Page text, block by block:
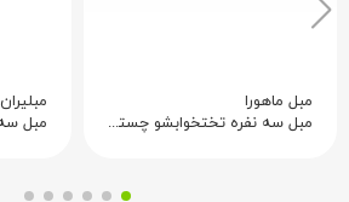
مبل ماهورا
مبل سه نفره تختخوابشو چستر آراد
مبلیران